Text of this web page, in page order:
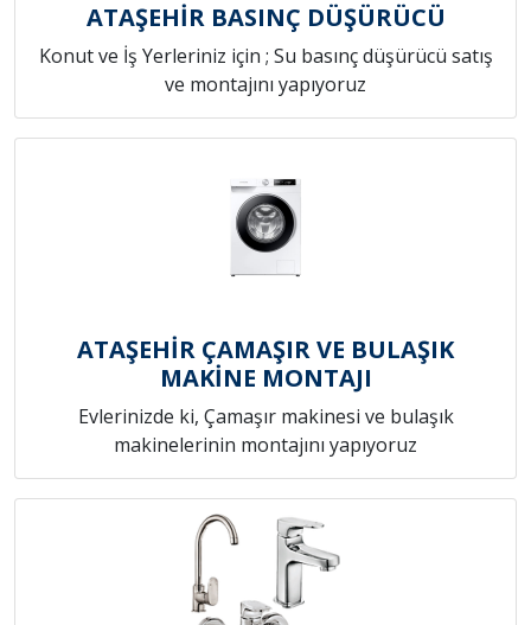
ATAŞEHİR BASINÇ DÜŞÜRÜCÜ
Konut ve İş Yerleriniz için ; Su basınç düşürücü satış
ve montajını yapıyoruz
ATAŞEHİR ÇAMAŞIR VE BULAŞIK
MAKİNE MONTAJI
Evlerinizde ki, Çamaşır makinesi ve bulaşık
makinelerinin montajını yapıyoruz